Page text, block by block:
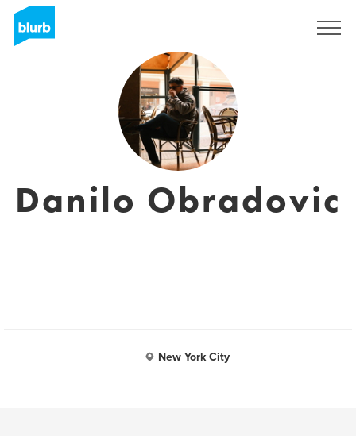
Danilo Obradovic
New York City